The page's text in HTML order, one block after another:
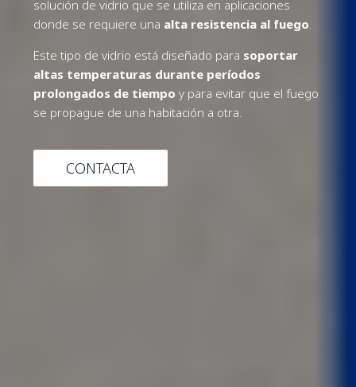
solución de vidrio que se utiliza en aplicaciones
donde se requiere una alta resistencia al fuego.
Este tipo de vidrio está diseñado para soportar
altas temperaturas durante períodos
prolongados de tiempo y para evitar que el fuego
se propague de una habitación a otra.
CONTACTA